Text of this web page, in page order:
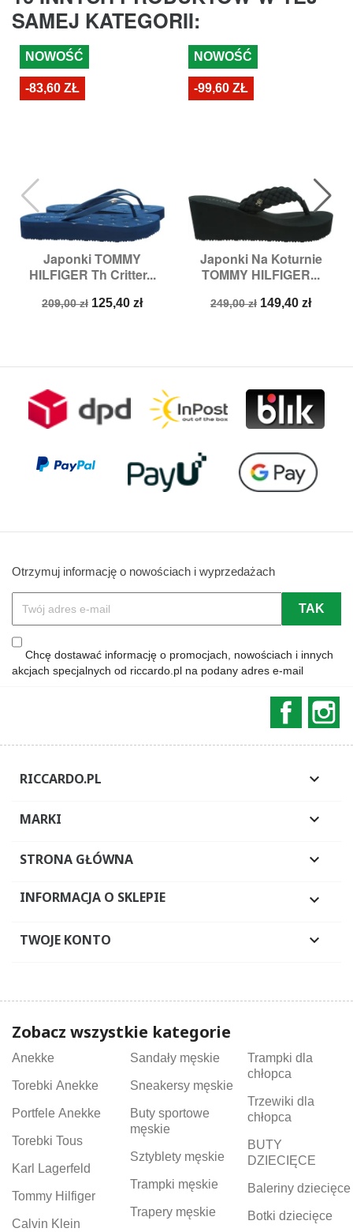
SAMEJ KATEGORII:
Japonki TOMMY
HILFIGER Th Critter...
Cena
209,00 zł Cena
125,40 zł
NOWOŚĆ
-83,60 ZŁ
Japonki Na Koturnie
TOMMY HILFIGER...
Cena
249,00 zł Cena
149,40 zł
NOWOŚĆ
-99,60 ZŁ
Otrzymuj informację o nowościach i wyprzedażach
Chcę dostawać informację o promocjach, nowościach i innych
akcjach specjalnych od riccardo.pl na podany adres e-mail
RICCARDO.PL 
MARKI 
STRONA GŁÓWNA 
INFORMACJA O SKLEPIE 
TWOJE KONTO 
Zobacz wszystkie kategorie
Anekke
Torebki Anekke
Portfele Anekke
Torebki Tous
Karl Lagerfeld
Tommy Hilfiger
Calvin Klein
Sandały męskie
Sneakersy męskie
Buty sportowe
męskie
Sztyblety męskie
Trampki męskie
Trapery męskie
Trampki dla
chłopca
Trzewiki dla
chłopca
BUTY
DZIECIĘCE
Baleriny dziecięce
Botki dziecięce